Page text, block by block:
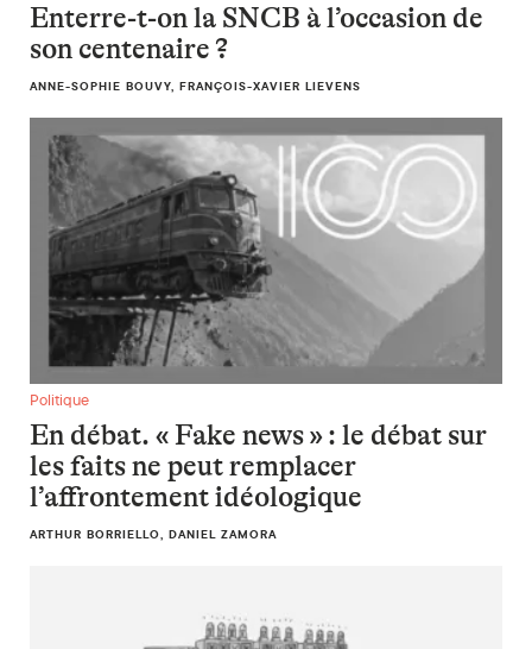
Enterre-t-on la SNCB à l’occasion de
son centenaire ?
ANNE-SOPHIE BOUVY, FRANÇOIS-XAVIER LIEVENS
En débat. « Fake news » : le débat sur les faits ne peut
Politique
En débat. « Fake news » : le débat sur
les faits ne peut remplacer
l’affrontement idéologique
ARTHUR BORRIELLO, DANIEL ZAMORA